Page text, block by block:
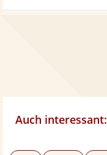
Auch interessant: